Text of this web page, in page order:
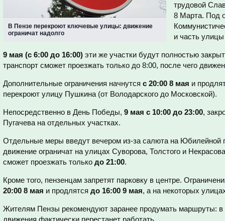
В Пензе перекроют ключевые улицы: движение
ограничат надолго
трудовой
8 Марта. Под
и часть
9 мая (с 6:00 до 16:00) эти же участки будут полностью
транспорт сможет проезжать только до 8:00, после чего
Дополнительные ограничения начнутся с 20:00 8 мая и
перекроют улицу Пушкина (от Володарского до Московской).
Непосредственно в День Победы, 9 мая с 10:00 до 23:00,
Пугачева на отдельных участках.
Отдельные меры введут вечером из-за салюта на
движение ограничат на улицах Суворова, Толстого и
сможет проезжать только до 21:00.
Кроме того, пензенцам запретят парковку в центре.
20:00 8 мая и продлятся до 16:00 9 мая, а на некоторых
Жителям Пензы рекомендуют заранее продумать маршруты:
движения фактически перестанет работать.